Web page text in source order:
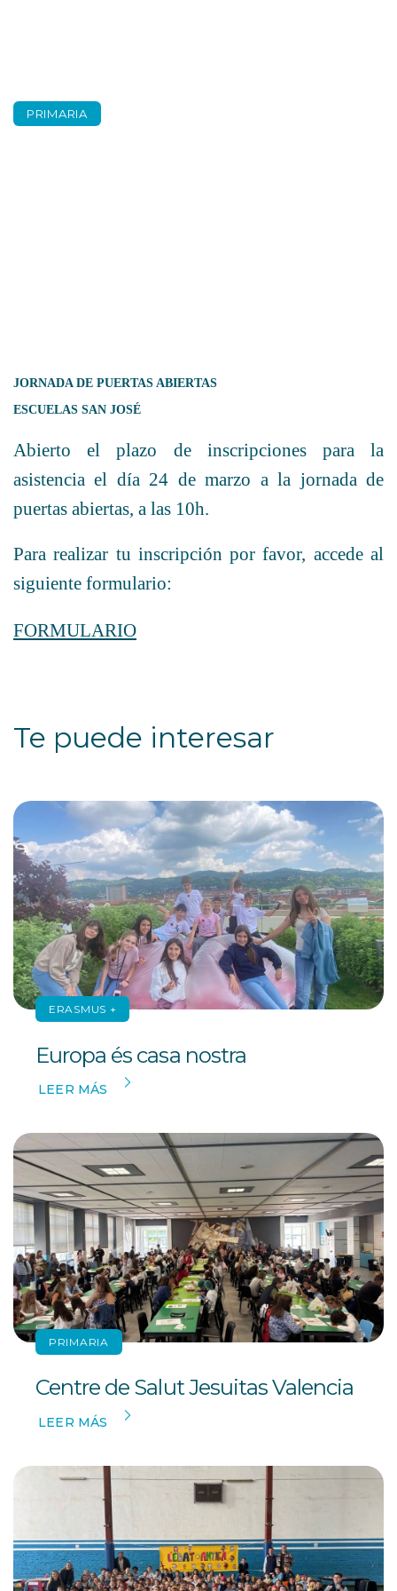
PRIMARIA
JORNADA DE PUERTAS ABIERTAS
ESCUELAS SAN JOSÉ
Abierto el plazo de inscripciones para la
asistencia el día 24 de marzo a la jornada de
puertas abiertas, a las 10h.
Para realizar tu inscripción por favor, accede al
siguiente formulario:
FORMULARIO
Te puede interesar
ERASMUS +
Europa és casa nostra
LEER MÁS
PRIMARIA
Centre de Salut Jesuitas Valencia
LEER MÁS